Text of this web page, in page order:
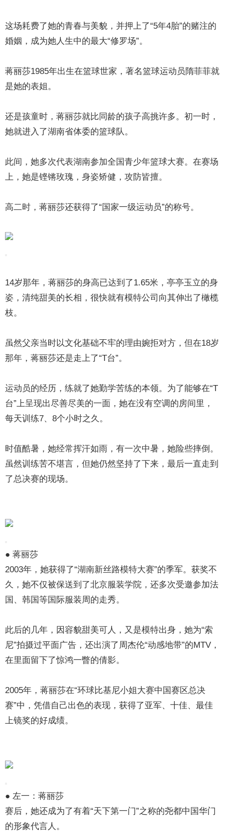
这场耗费了她的青春与美貌，并押上了“5年4胎”的赌注的
婚姻，成为她人生中的最大“修罗场”。
蒋丽莎1985年出生在篮球世家，著名篮球运动员隋菲菲就
是她的表姐。
还是孩童时，蒋丽莎就比同龄的孩子高挑许多。初一时，
她就进入了湖南省体委的篮球队。
此间，她多次代表湖南参加全国青少年篮球大赛。在赛场
上，她是铿锵玫瑰，身姿矫健，攻防皆擅。
高二时，蒋丽莎还获得了“国家一级运动员”的称号。
14岁那年，蒋丽莎的身高已达到了1.65米，亭亭玉立的身
姿，清纯甜美的长相，很快就有模特公司向其伸出了橄榄
枝。
虽然父亲当时以文化基础不牢的理由婉拒对方，但在18岁
那年，蒋丽莎还是走上了“T台”。
运动员的经历，练就了她勤学苦练的本领。为了能够在“T
台”上呈现出尽善尽美的一面，她在没有空调的房间里，
每天训练7、8个小时之久。
时值酷暑，她经常挥汗如雨，有一次中暑，她险些摔倒。
虽然训练苦不堪言，但她仍然坚持了下来，最后一直走到
了总决赛的现场。
● 蒋丽莎
2003年，她获得了“湖南新丝路模特大赛”的季军。获奖不
久，她不仅被保送到了北京服装学院，还多次受邀参加法
国、韩国等国际服装周的走秀。
此后的几年，因容貌甜美可人，又是模特出身，她为“索
尼”拍摄过平面广告，还出演了周杰伦“动感地带”的MTV，
在里面留下了惊鸿一瞥的倩影。
2005年，蒋丽莎在“环球比基尼小姐大赛中国赛区总决
赛”中，凭借自己出色的表现，获得了亚军、十佳、最佳
上镜奖的好成绩。
● 左一：蒋丽莎
赛后，她还成为了有着“天下第一门”之称的尧都中国华门
的形象代言人。